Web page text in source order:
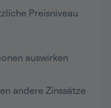
Preisniveau
auswirken
andere Zinssätze